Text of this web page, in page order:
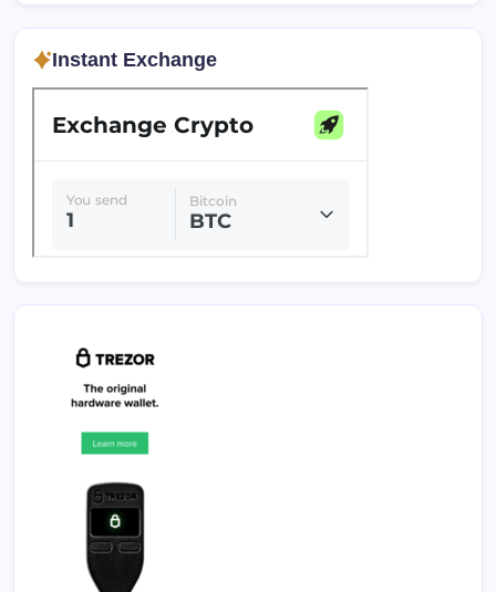
Instant Exchange